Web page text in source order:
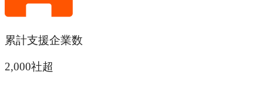
累計支援企業数
2,000社超